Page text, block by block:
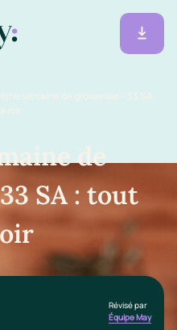
semaine de grossesse – 33 SA :
de
SA : tout
Révisé par
Équipe May